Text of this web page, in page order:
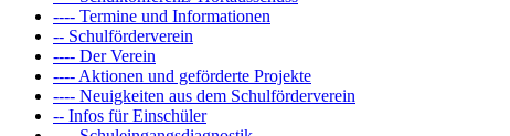
---- Termine und Informationen
-- Schulförderverein
---- Der Verein
---- Aktionen und geförderte Projekte
---- Neuigkeiten aus dem Schulförderverein
-- Infos für Einschüler